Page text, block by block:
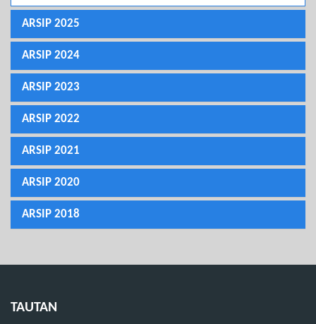
ARSIP 2025
ARSIP 2024
ARSIP 2023
ARSIP 2022
ARSIP 2021
ARSIP 2020
ARSIP 2018
TAUTAN